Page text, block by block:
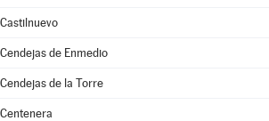
Castilnuevo
Cendejas de Enmedio
Cendejas de la Torre
Centenera